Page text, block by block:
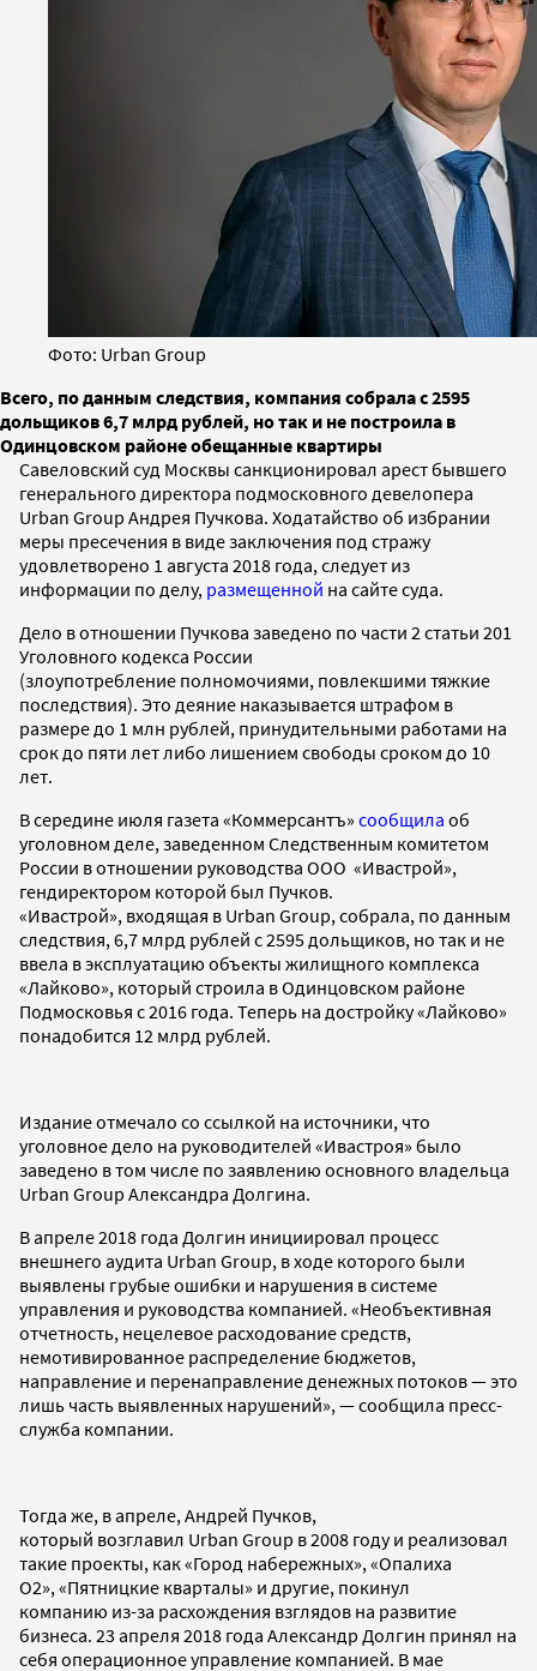
Фото: Urban Group
Всего, по данным следствия, компания собрала с 2595
дольщиков 6,7 млрд рублей, но так и не построила в
Одинцовском районе обещанные квартиры
Савеловский суд Москвы санкционировал арест бывшего
генерального директора подмосковного девелопера
Urban Group Андрея Пучкова. Ходатайство об избрании
меры пресечения в виде заключения под стражу
удовлетворено 1 августа 2018 года, следует из
информации по делу, размещенной на сайте суда.
Дело в отношении Пучкова заведено по части 2 статьи 201
Уголовного кодекса России
(злоупотребление полномочиями, повлекшими тяжкие
последствия). Это деяние наказывается штрафом в
размере до 1 млн рублей, принудительными работами на
срок до пяти лет либо лишением свободы сроком до 10
лет.
В середине июля газета «Коммерсантъ» сообщила об
уголовном деле, заведенном Следственным комитетом
России в отношении руководства ООО «Ивастрой»,
гендиректором которой был Пучков.
«Ивастрой», входящая в Urban Group, собрала, по данным
следствия, 6,7 млрд рублей с 2595 дольщиков, но так и не
ввела в эксплуатацию объекты жилищного комплекса
«Лайково», который строила в Одинцовском районе
Подмосковья с 2016 года. Теперь на достройку «Лайково»
понадобится 12 млрд рублей.
Издание отмечало со ссылкой на источники, что
уголовное дело на руководителей «Ивастроя» было
заведено в том числе по заявлению основного владельца
Urban Group Александра Долгина.
В апреле 2018 года Долгин инициировал процесс
внешнего аудита Urban Group, в ходе которого были
выявлены грубые ошибки и нарушения в системе
управления и руководства компанией. «Необъективная
отчетность, нецелевое расходование средств,
немотивированное распределение бюджетов,
направление и перенаправление денежных потоков — это
лишь часть выявленных нарушений», — сообщила пресс-
служба компании.
Тогда же, в апреле, Андрей Пучков,
который возглавил Urban Group в 2008 году и реализовал
такие проекты, как «Город набережных», «Опалиха
О2», «Пятницкие кварталы» и другие, покинул
компанию из-за расхождения взглядов на развитие
бизнеса. 23 апреля 2018 года Александр Долгин принял на
себя операционное управление компанией. В мае